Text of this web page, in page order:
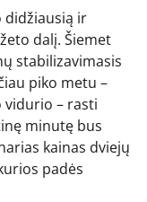
didžiausią ir
dalį. Šiemet
stabilizavimasis
piko metu –
– rasti
minutę bus
kainas dviejų
padės